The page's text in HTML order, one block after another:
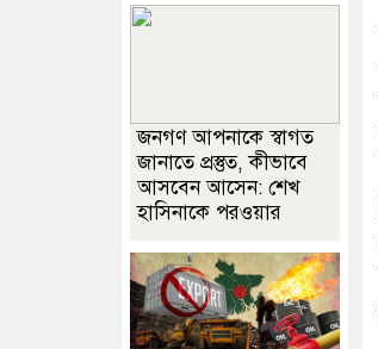
জনগণ আপনাকে স্বাগত
জানাতে প্রস্তুত, কীভাবে
আসবেন আসেন: শেখ
হাসিনাকে পরওয়ার